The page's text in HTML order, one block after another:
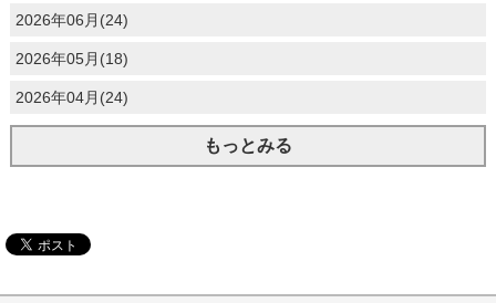
2026年06月(24)
2026年05月(18)
2026年04月(24)
もっとみる